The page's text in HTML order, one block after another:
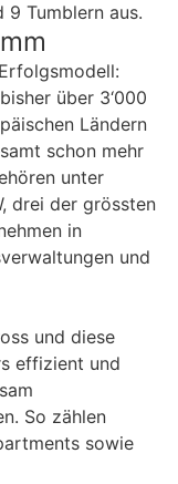
9 Tumblern aus.
über 3‘000
Ländern
schon mehr
unter
drei der grössten
in
und
und diese
effizient und
So zählen
sowie